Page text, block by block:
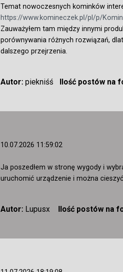
Temat nowoczesnych kominków
https://www.komineczek.pl/pl/p/
Zauważyłem tam między innymi
porównywania różnych rozwiązań,
dalszego przejrzenia.
Autor: piekniśś Ilość postów na
10.07.2026 11:59:02
Ja poszedłem w stronę wygody i
uruchomić urządzenie i można
Autor: Lupusx Ilość postów na